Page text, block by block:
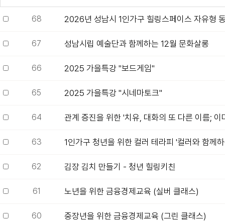
68 2026년 성남시 1인가구 힐링스페이스 자유형
67 성남시립 예술단과 함께하는 12월 문화살롱
66 2025 가을특강 "보드게임"
65 2025 가을특강 "시네마토크"
64 관계 증진을 위한 '치유, 대화의 또 다른 이름; 이
63 1인가구 청년을 위한 컬러 테라피 '컬러와 함께
62 김장 김치 만들기 - 청년 힐링키친
61 노년을 위한 금융경제교육 (실버 클래스)
60 중장년을 위한 금융경제교육 (그린 클래스)